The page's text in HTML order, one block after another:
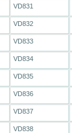
VD831
VD832
VD833
VD834
VD835
VD836
VD837
VD838